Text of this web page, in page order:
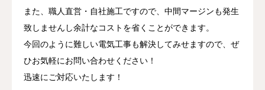
また、職人直営・自社施工ですので、中間マージンも発生
致しませんし余計なコストを省くことができます。
今回のように難しい電気工事も解決してみせますので、ぜ
ひお気軽にお問い合わせください！
迅速にご対応いたします！